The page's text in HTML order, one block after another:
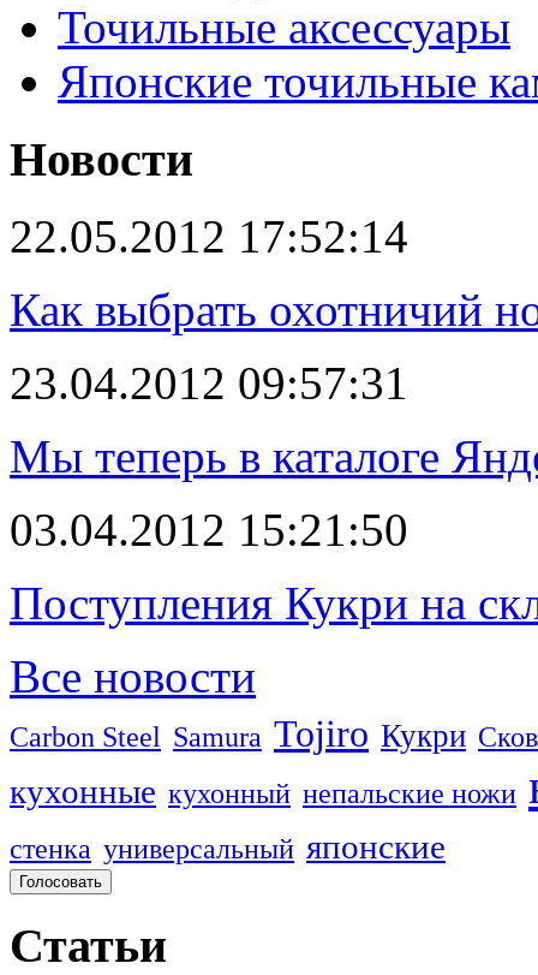
Точильные аксессуары
Японские точильные
Новости
22.05.2012 17:52:14
Как выбрать охотничий
23.04.2012 09:57:31
Мы теперь в каталоге
03.04.2012 15:21:50
Поступления Кукри на
Все новости
Carbon Steel Samura Tojiro Кукри
кухонные кухонный непальские ножи
стенка универсальный японские
Статьи